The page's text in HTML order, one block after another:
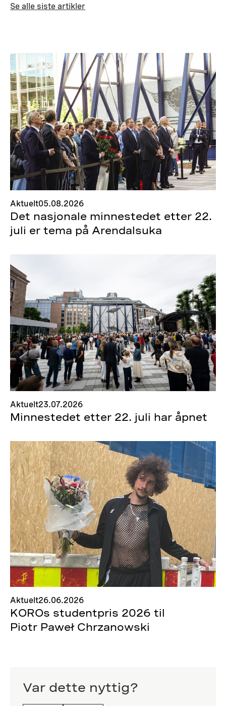
Se alle siste artikler
Aktuelt05.08.2026
Det nasjonale minnestedet etter 22.
juli er tema på Arendalsuka
Aktuelt23.07.2026
Minnestedet etter 22. juli har åpnet
Aktuelt26.06.2026
KOROs studentpris 2026 til
Piotr Paweł Chrzanowski
Var dette nyttig?